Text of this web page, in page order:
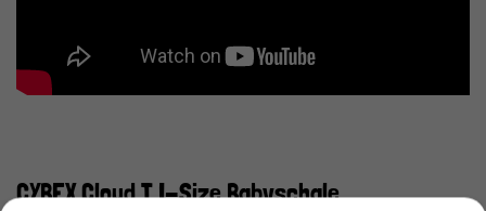
CYBEX Cloud T I-Size Babyschale